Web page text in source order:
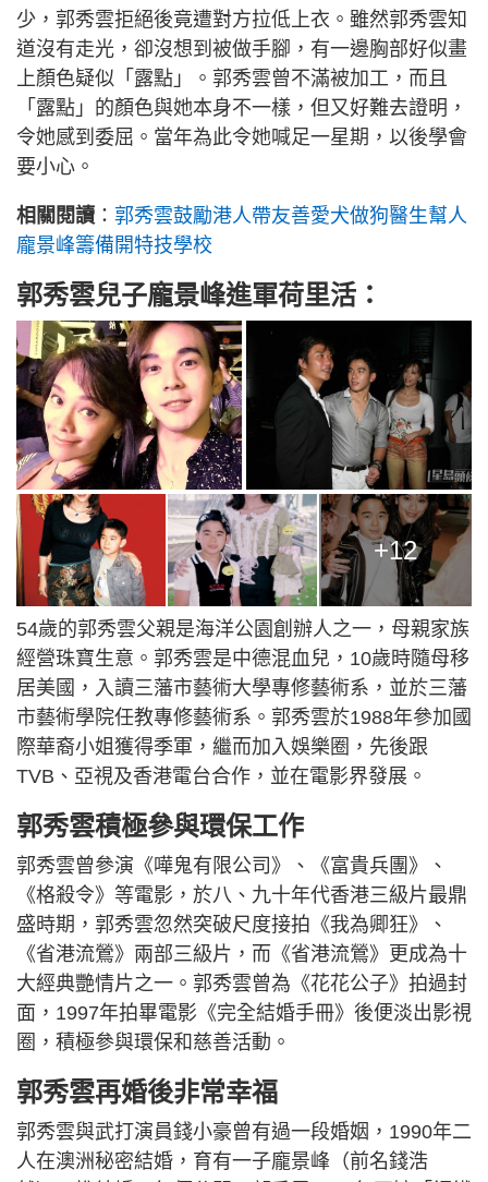
少，郭秀雲拒絕後竟遭對方拉低上衣。雖然郭秀雲知
道沒有走光，卻沒想到被做手腳，有一邊胸部好似畫
上顏色疑似「露點」。郭秀雲曾不滿被加工，而且
「露點」的顏色與她本身不一樣，但又好難去證明，
令她感到委屈。當年為此令她喊足一星期，以後學會
要小心。
相關閱讀 ： 郭秀雲鼓勵港人帶友善愛犬做狗醫生幫人
龐景峰籌備開特技學校
郭秀雲兒子龐景峰進軍荷里活：
+12
54歲的郭秀雲父親是海洋公園創辦人之一，母親家族
經營珠寶生意。郭秀雲是中德混血兒，10歲時隨母移
居美國，入讀三藩市藝術大學專修藝術系，並於三藩
市藝術學院任教專修藝術系。郭秀雲於1988年參加國
際華裔小姐獲得季軍，繼而加入娛樂圈，先後跟
TVB、亞視及香港電台合作，並在電影界發展。
郭秀雲積極參與環保工作
郭秀雲曾參演《嘩鬼有限公司》、《富貴兵團》、
《格殺令》等電影，於八、九十年代香港三級片最鼎
盛時期，郭秀雲忽然突破尺度接拍《我為卿狂》、
《省港流鶯》兩部三級片，而《省港流鶯》更成為十
大經典艷情片之一。郭秀雲曾為《花花公子》拍過封
面，1997年拍畢電影《完全結婚手冊》後便淡出影視
圈，積極參與環保和慈善活動。
郭秀雲再婚後非常幸福
郭秀雲與武打演員錢小豪曾有過一段婚姻，1990年二
人在澳洲秘密結婚，育有一子龐景峰（前名錢浩